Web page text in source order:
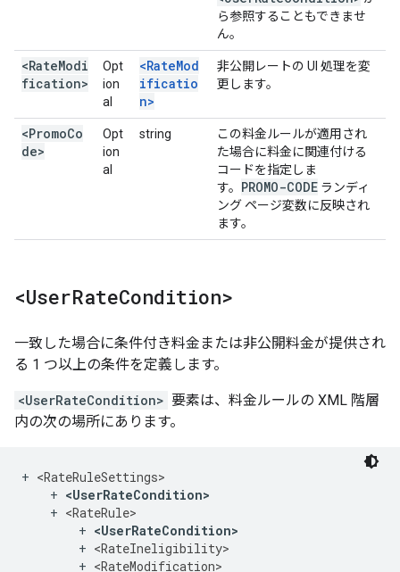
ら参照することもできませ
ん。
<RateModi
fication>
Opt
ion
al
<RateMod
ificatio
n>
非公開レートの UI 処理を変
更します。
<PromoCo
de>
Opt
ion
al
string
この料金ルールが適用され
た場合に料金に関連付ける
コードを指定しま
す。 PROMO-CODE ランディ
ング ページ変数に反映され
ます。
<UserRateCondition>
一致した場合に条件付き料金または非公開料金が提供され
る 1 つ以上の条件を定義します。
<UserRateCondition> 要素は、料金ルールの XML 階層
内の次の場所にあります。
+ <RateRuleSettings>
    +
<UserRateCondition>
    +
<RateRule>
        +
<UserRateCondition>
        +
<RateIneligibility>
        +
<RateModification>